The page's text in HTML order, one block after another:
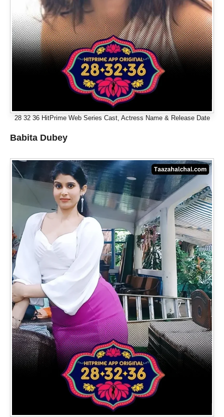
28 32 36 HitPrime Web Series Cast, Actress Name & Release Date
Babita Dubey